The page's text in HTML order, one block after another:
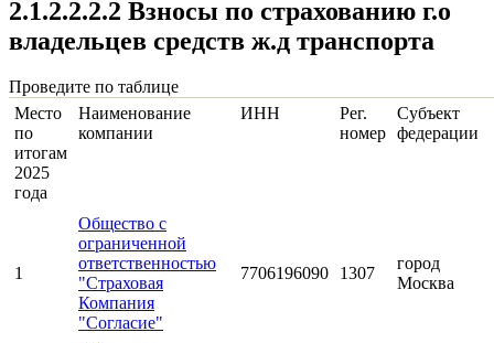
2.1.2.2.2.2 Взносы по страхованию г.о
владельцев средств ж.д транспорта
Проведите по таблице
Место
по
итогам
2025
года
Наименование
компании
ИНН
Рег.
номер
Субъект
федерации
1
Общество с
ограниченной
ответственностью
"Страховая
Компания
"Согласие"
7706196090 1307
город
Москва